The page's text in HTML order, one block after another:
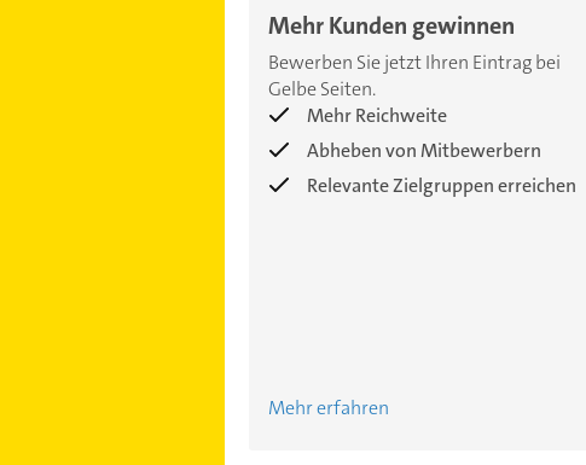
Mehr Kunden gewinnen
Bewerben Sie jetzt Ihren Eintrag bei
Gelbe Seiten.
Mehr Reichweite
Abheben von Mitbewerbern
Relevante Zielgruppen erreichen
Mehr erfahren